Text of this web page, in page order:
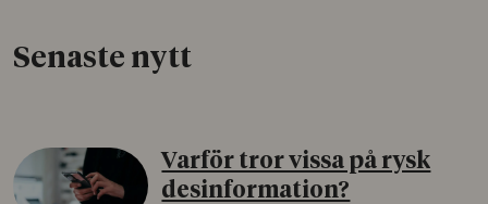
Senaste nytt
Varför tror vissa på rysk
desinformation?